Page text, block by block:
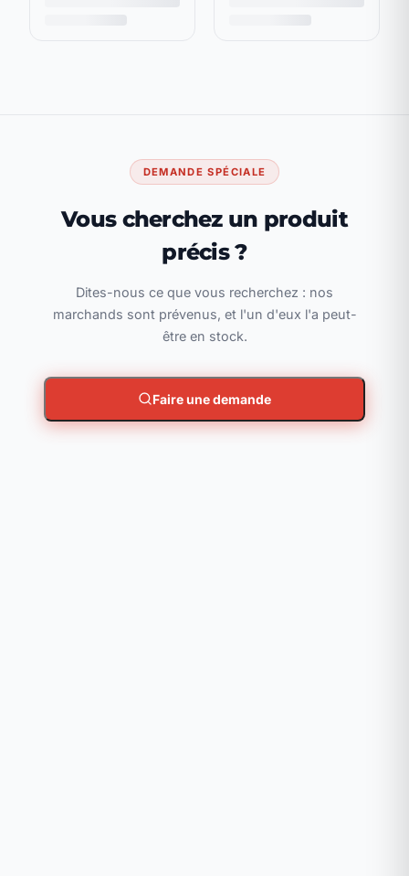
DEMANDE SPÉCIALE
Vous cherchez un produit
précis ?
Dites-nous ce que vous recherchez : nos
marchands sont prévenus, et l'un d'eux l'a peut-
être en stock.
Faire une demande